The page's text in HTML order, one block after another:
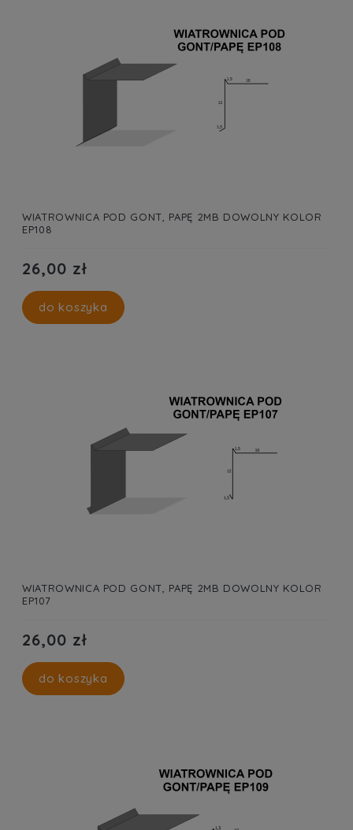
WIATROWNICA POD GONT, PAPĘ 2MB DOWOLNY KOLOR
EP108
26,00 zł
do koszyka
WIATROWNICA POD GONT, PAPĘ 2MB DOWOLNY KOLOR
EP107
26,00 zł
do koszyka